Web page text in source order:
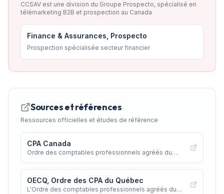
CCSAV est une division du Groupe Prospecto, spécialisé en
télémarketing B2B et prospection au Canada
Finance & Assurances, Prospecto
Prospection spécialisée secteur financier
Sources et références
Ressources officielles et études de référence
CPA Canada
Ordre des comptables professionnels agréés du
OECQ, Ordre des CPA du Québec
L'Ordre des comptables professionnels agréés du